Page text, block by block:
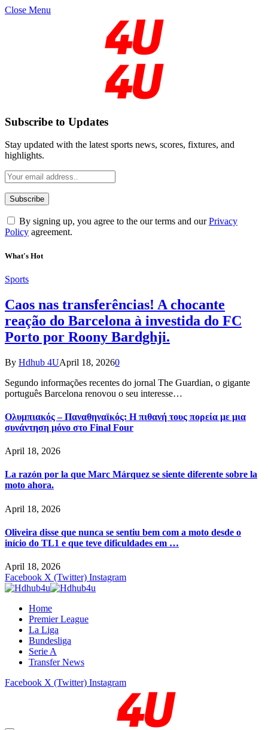
Close Menu
Subscribe to Updates
Stay updated with the latest sports news, scores, fixtures, and
highlights.
By signing up, you agree to the our terms and ourPrivacy
Policy agreement.
What's Hot
Sports
Caos nas transferências! A chocante
reação do Barcelona à investida do FC
Porto por Roony Bardghji.
By Hdhub 4UApril 18, 20260
Segundo informações recentes do jornal The Guardian, o gigante
português Barcelona renovou o seu interesse…
Ολυμπιακός – Παναθηναϊκός: Η πιθανή τους πορεία με μια
συνάντηση μόνο στο Final Four
April 18, 2026
La razón por la que Marc Márquez se siente diferente sobre la
moto ahora.
April 18, 2026
Oliveira disse que nunca se sentiu bem com a moto desde o
início do TL1 e que teve dificuldades em …
April 18, 2026
Facebook X (Twitter) Instagram
Home
Premier League
La Liga
Bundesliga
Serie A
Transfer News
Facebook X (Twitter) Instagram